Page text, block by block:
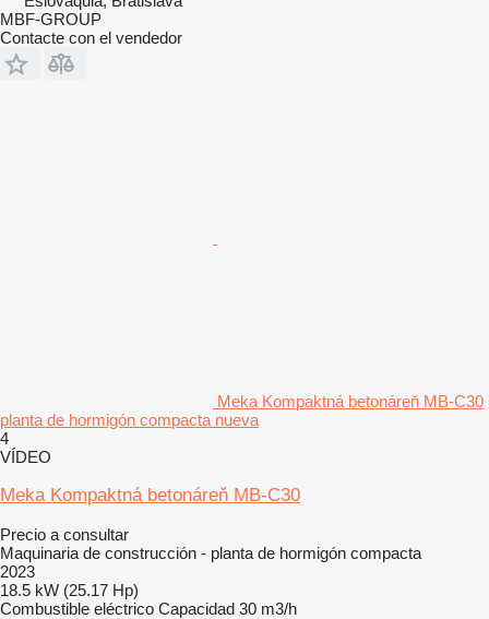
MBF-GROUP
Contacte con el vendedor
Meka Kompaktná betonáreň MB-C30
planta de hormigón compacta nueva
4
VÍDEO
Meka Kompaktná betonáreň MB-C30
Precio a consultar
Maquinaria de construcción - planta de hormigón compacta
2023
18.5 kW (25.17 Hp)
Combustible eléctrico Capacidad 30 m3/h